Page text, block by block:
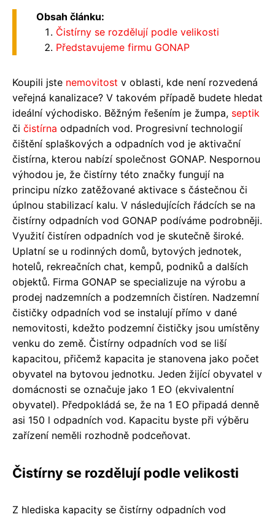
Obsah článku:
Čistírny se rozdělují podle velikosti
Představujeme firmu GONAP
Koupili jste nemovitost v oblasti, kde není rozvedená
veřejná kanalizace? V takovém případě budete hledat
ideální východisko. Běžným řešením je žumpa, septik
či čistírna odpadních vod. Progresivní technologií
čištění splaškových a odpadních vod je aktivační
čistírna, kterou nabízí společnost GONAP. Nespornou
výhodou je, že čistírny této značky fungují na
principu nízko zatěžované aktivace s částečnou či
úplnou stabilizací kalu. V následujících řádcích se na
čistírny odpadních vod GONAP podíváme podrobněji.
Využití čistíren odpadních vod je skutečně široké.
Uplatní se u rodinných domů, bytových jednotek,
hotelů, rekreačních chat, kempů, podniků a dalších
objektů. Firma GONAP se specializuje na výrobu a
prodej nadzemních a podzemních čistíren. Nadzemní
čističky odpadních vod se instalují přímo v dané
nemovitosti, kdežto podzemní čističky jsou umístěny
venku do země. Čistírny odpadních vod se liší
kapacitou, přičemž kapacita je stanovena jako počet
obyvatel na bytovou jednotku. Jeden žijící obyvatel v
domácnosti se označuje jako 1 EO (ekvivalentní
obyvatel). Předpokládá se, že na 1 EO připadá denně
asi 150 l odpadních vod. Kapacitu byste při výběru
zařízení neměli rozhodně podceňovat.
Čistírny se rozdělují podle velikosti
Z hlediska kapacity se čistírny odpadních vod